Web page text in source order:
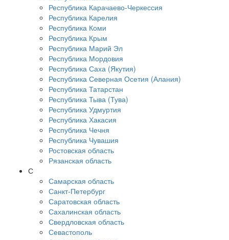
Республика Карачаево-Черкессия
Республика Карелия
Республика Коми
Республика Крым
Республика Марий Эл
Республика Мордовия
Республика Саха (Якутия)
Республика Северная Осетия (Алания)
Республика Татарстан
Республика Тыва (Тува)
Республика Удмуртия
Республика Хакасия
Республика Чечня
Республика Чувашия
Ростовская область
Рязанская область
С
Самарская область
Санкт-Петербург
Саратовская область
Сахалинская область
Свердловская область
Севастополь